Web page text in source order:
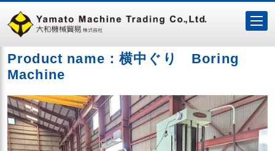
Product name：横中ぐり Boring
Machine